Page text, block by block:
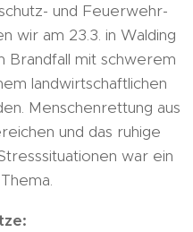
und Feuerwehr-
wir am 23.3. in Walding
Brandfall mit schwerem
landwirtschaftlichen
Menschenrettung aus
und das ruhige
war ein